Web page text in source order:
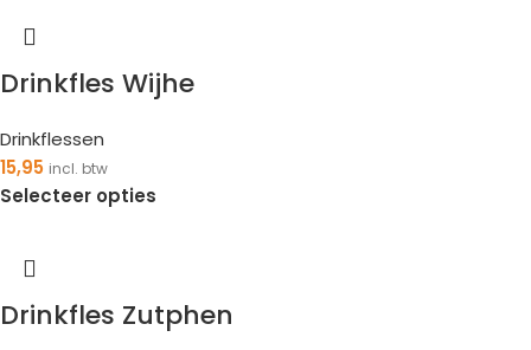
Drinkfles Wijhe
Drinkflessen
15,95 incl. btw
Selecteer opties
Drinkfles Zutphen